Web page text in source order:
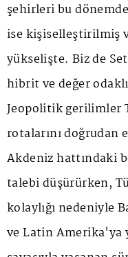
şehirleri bu
ise kişiselleştirilmiş
yükselişte. Biz de
hibrit ve değer
Jeopolitik gerilimler
rotalarını doğrudan
Akdeniz hattındaki
talebi düşürürken,
kolaylığı nedeniyle
ve Latin Amerika'ya